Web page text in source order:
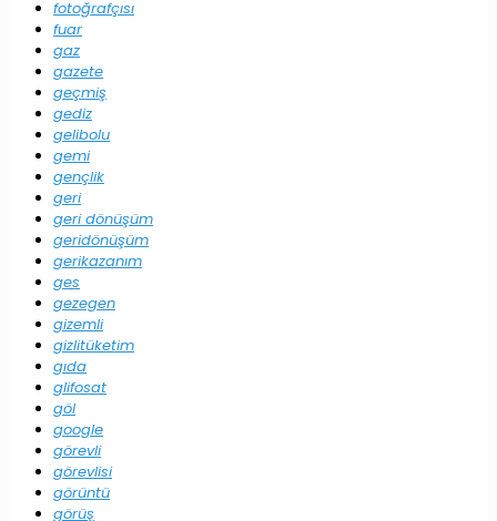
fotoğrafçısı
fuar
gaz
gazete
geçmiş
gediz
gelibolu
gemi
gençlik
geri
geri dönüşüm
geridönüşüm
gerikazanım
ges
gezegen
gizemli
gizlitüketim
gıda
glifosat
göl
google
görevli
görevlisi
görüntü
görüş